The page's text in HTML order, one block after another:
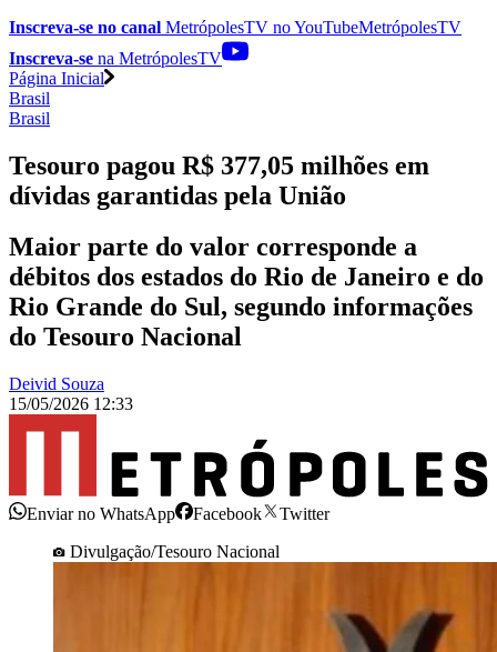
Inscreva-se no canal MetrópolesTV noYouTubeMetrópolesTV
Inscreva-se na MetrópolesTV
Página Inicial
Brasil
Brasil
Tesouro pagou R$ 377,05 milhões em
dívidas garantidas pela União
Maior parte do valor corresponde a
débitos dos estados do Rio de Janeiro e do
Rio Grande do Sul, segundo informações
do Tesouro Nacional
Deivid Souza
15/05/2026 12:33
Enviar no WhatsApp Facebook
Twitter
Divulgação/Tesouro Nacional